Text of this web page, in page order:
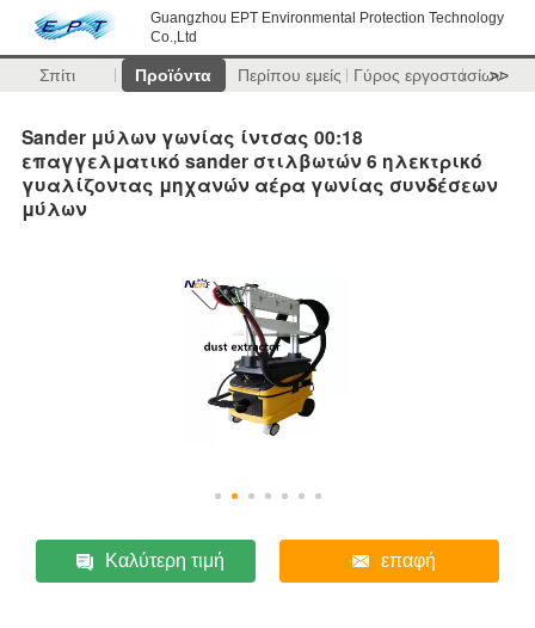
Guangzhou EPT Environmental Protection Technology
Co.,Ltd
Σπίτι Προϊόντα Περίπου εμείς Γύρος εργοστασίων
>>
Sander μύλων γωνίας ίντσας 00:18
επαγγελματικό sander στιλβωτών 6 ηλεκτρικό
γυαλίζοντας μηχανών αέρα γωνίας συνδέσεων
μύλων
Καλύτερη τιμή επαφή